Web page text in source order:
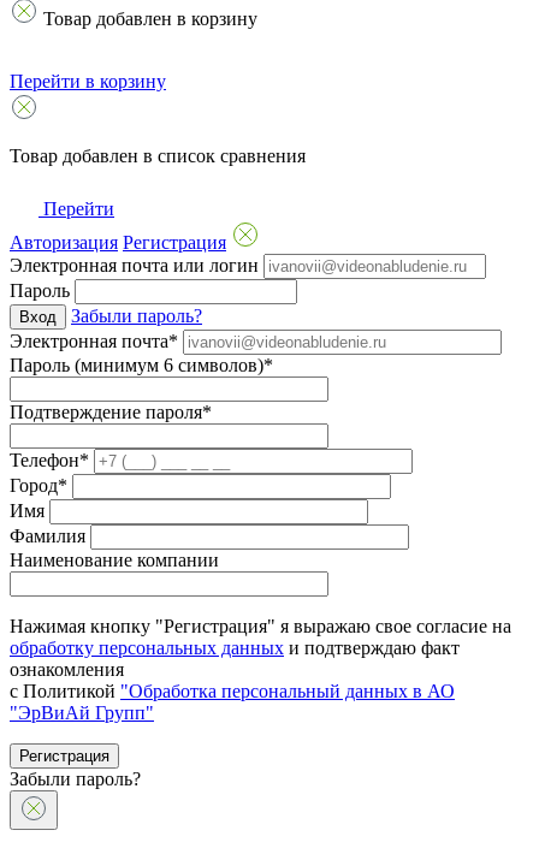
Товар добавлен в корзину
Перейти в корзину
Товар добавлен в список сравнения
Перейти
Авторизация Регистрация
Электронная почта или логин
Пароль
Вход
Забыли пароль?
Электронная почта*
Пароль (минимум 6 символов)*
Подтверждение пароля*
Телефон*
Город*
Имя
Фамилия
Наименование компании
Нажимая кнопку "Регистрация" я выражаю свое согласие на
обработку персональных данных и подтверждаю факт
ознакомления
с Политикой "Обработка персональный данных в АО
"ЭрВиАй Групп"
Регистрация
Забыли пароль?